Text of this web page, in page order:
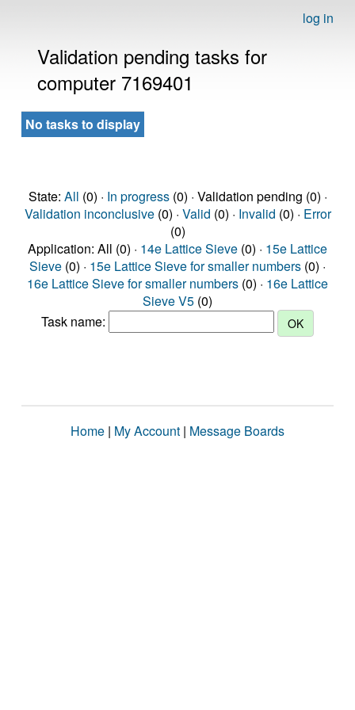
log in
Validation pending tasks for
computer 7169401
No tasks to display
State: All (0) · In progress(0) · Validation pending (0) ·
Validation inconclusive(0) · Valid (0) · Invalid (0) · Error
(0)
Application: All (0) · 14e Lattice Sieve (0) · 15e Lattice
Sieve (0) · 15e Lattice Sieve for smaller numbers (0) ·
16e Lattice Sieve for smaller numbers (0) · 16e Lattice
Sieve V5 (0)
Task name:
Home | My Account | Message Boards